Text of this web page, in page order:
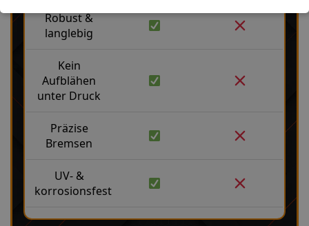
Robust &
langlebig
Kein
Aufblähen
unter Druck
Präzise
Bremsen
UV- &
korrosionsfest